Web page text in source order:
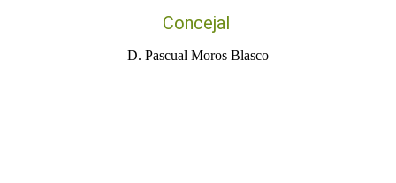
Concejal
D. Pascual Moros Blasco